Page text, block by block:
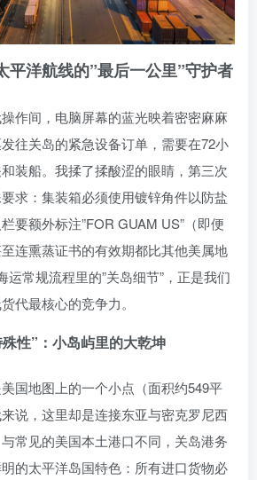
平洋航线的”最后一公里”守护者
作间，电脑屏幕的蓝光映着密密麻麻
往关岛的紧急设备订单，需要在72小
装船。我揉了揉酸涩的眼睛，第三次
求：集装箱必须使用镀锌角件以防盐
要额外标注”FOR GUAM US”（即便
连熏蒸证书的有效期都比其他美属地
运常规流程里的”关岛细节”，正是我们
代最核心的竞争力。
性”：小岛屿里的大乾坤
国地图上的一个小点（面积约549平
说，这里却是连接东亚与密克罗尼西
常见的美国本土港口不同，关岛港务
的太平洋岛国特色：所有进口货物必